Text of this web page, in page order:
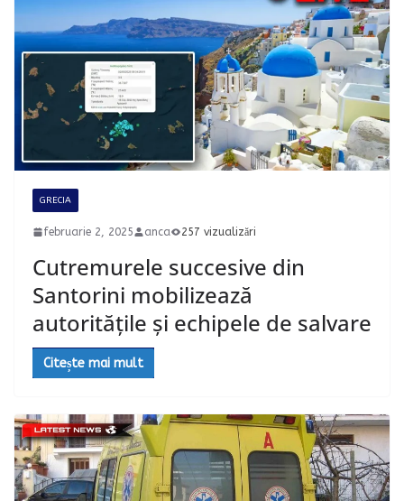
GRECIA
februarie 2, 2025 anca 257 vizualizări
Cutremurele succesive din
Santorini mobilizează
autoritățile și echipele de salvare
Citește mai mult